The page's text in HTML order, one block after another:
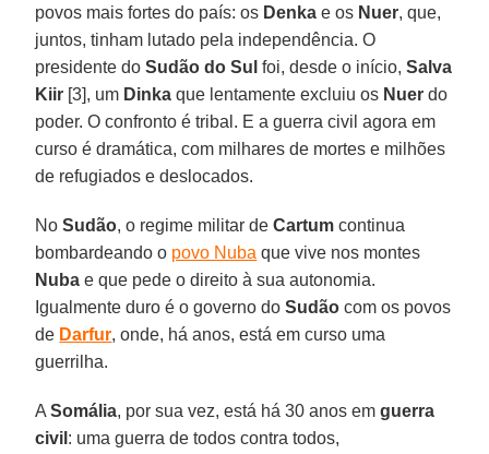
povos mais fortes do país: os Denka e os Nuer, que,
juntos, tinham lutado pela independência. O
presidente doSudão do Sul foi, desde o início,Salva
Kiir [3], um Dinka que lentamente excluiu os Nuer do
poder. O confronto é tribal. E a guerra civil agora em
curso é dramática, com milhares de mortes e milhões
de refugiados e deslocados.
NoSudão, o regime militar deCartum continua
bombardeando o povo Nuba que vive nos montes
Nuba e que pede o direito à sua autonomia.
Igualmente duro é o governo doSudão com os povos
de Darfur, onde, há anos, está em curso uma
guerrilha.
ASomália, por sua vez, está há 30 anos emguerra
civil : uma guerra de todos contra todos,